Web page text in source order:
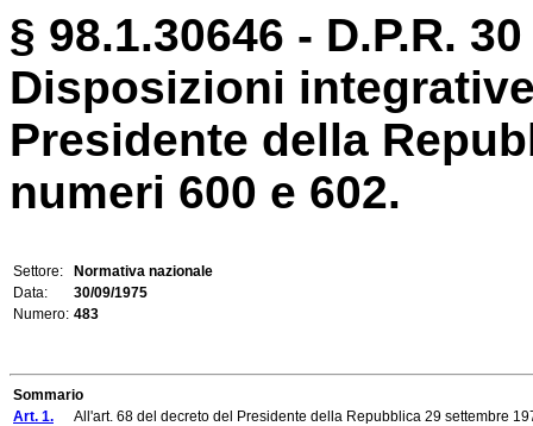
§ 98.1.30646 - D.P.R.
Disposizioni
Presidente della
numeri 600 e 602.
Settore:
Normativa nazionale
Data:
30/09/1975
Numero: 483
Sommario
Art. 1. All'art. 68 del decreto del Presidente della Repubblica 29 settembre